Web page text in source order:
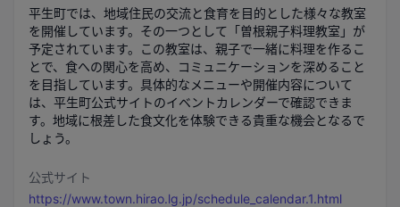
平生町では、地域住民の交流と食育を目的とした様々な教室
を開催しています。その一つとして「曽根親子料理教室」が
予定されています。この教室は、親子で一緒に料理を作るこ
とで、食への関心を高め、コミュニケーションを深めること
を目指しています。具体的なメニューや開催内容について
は、平生町公式サイトのイベントカレンダーで確認できま
す。地域に根差した食文化を体験できる貴重な機会となるで
しょう。
公式サイト
https://www.town.hirao.lg.jp/schedule_calendar.1.html